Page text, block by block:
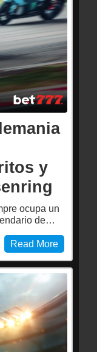
y
ocupa un
de…
Read More